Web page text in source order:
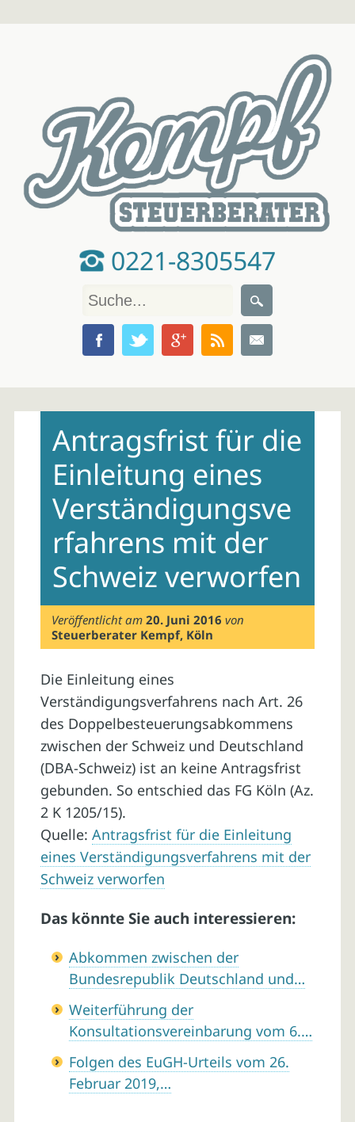
0221-8305547
contentAntragsfrist für die
Einleitung eines
Verständigungsve
rfahrens mit der
Schweiz verworfen
Veröffentlicht am20. Juni 2016 von
Steuerberater Kempf, Köln
Die Einleitung eines
Verständigungsverfahrens nach Art. 26
des Doppelbesteuerungsabkommens
zwischen der Schweiz und Deutschland
(DBA-Schweiz) ist an keine Antragsfrist
gebunden. So entschied das FG Köln (Az.
2 K 1205/15).
Quelle: Antragsfrist für die Einleitung
eines Verständigungsverfahrens mit der
Schweiz verworfen
Das könnte Sie auch interessieren:
Abkommen zwischen der
Bundesrepublik Deutschland und…
Weiterführung der
Konsultationsvereinbarung vom 6.…
Folgen des EuGH-Urteils vom 26.
Februar 2019,…